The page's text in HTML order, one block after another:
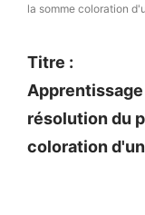
la somme coloration
Titre :
résolution du
coloration